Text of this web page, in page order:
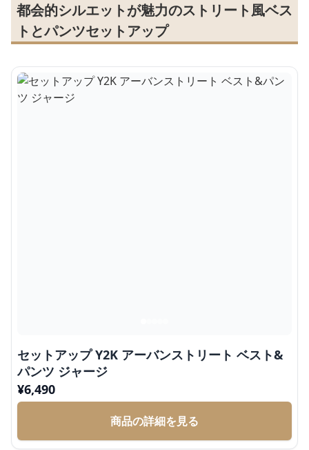
都会的シルエットが魅力のストリート風ベス
トとパンツセットアップ
セットアップ Y2K アーバンストリート ベスト&
パンツ ジャージ
¥6,490
商品の詳細を見る